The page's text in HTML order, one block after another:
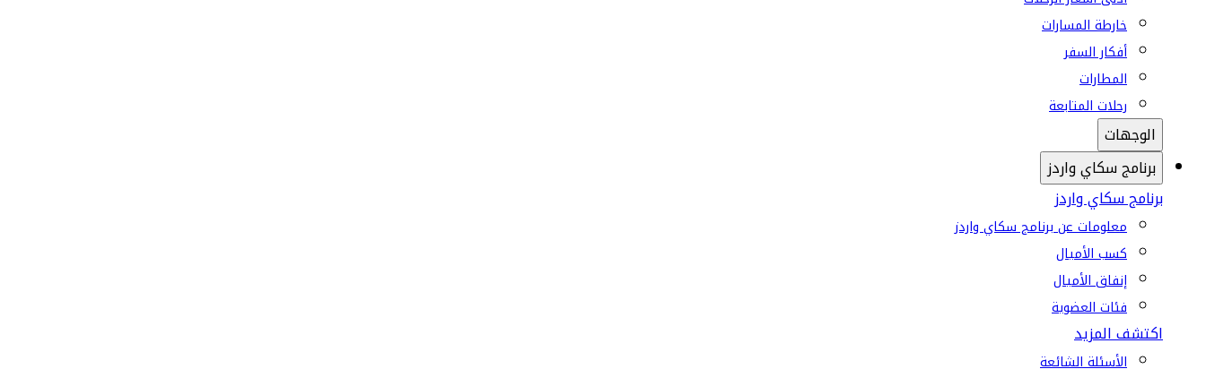
خارطة المسارات
أفكار السفر
المطارات
رحلات المتابعة
الوجهات
برنامج سكاي واردز
برنامج سكاي واردز
معلومات عن برنامج سكاي واردز
كسب الأميال
إنفاق الأميال
فئات العضوية
اكتشف المزيد
الأسئلة الشائعة